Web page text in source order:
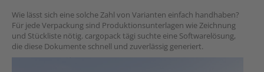
Wie lässt sich eine solche Zahl von Varianten einfach handhaben?
Für jede Verpackung sind Produktionsunterlagen wie Zeichnung
und Stückliste nötig. cargopack tägi suchte eine Softwarelösung,
die diese Dokumente schnell und zuverlässig generiert.